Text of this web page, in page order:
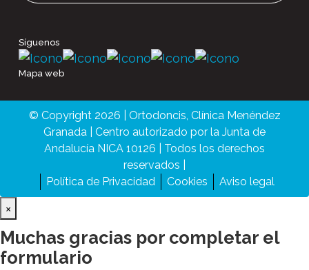
Síguenos
Mapa web
© Copyright 2026 | Ortodoncis, Clínica Menéndez
Granada | Centro autorizado por la Junta de
Andalucía NICA 10126 | Todos los derechos
reservados |
Política de Privacidad
Cookies Aviso legal
×
Muchas gracias por completar el
formulario